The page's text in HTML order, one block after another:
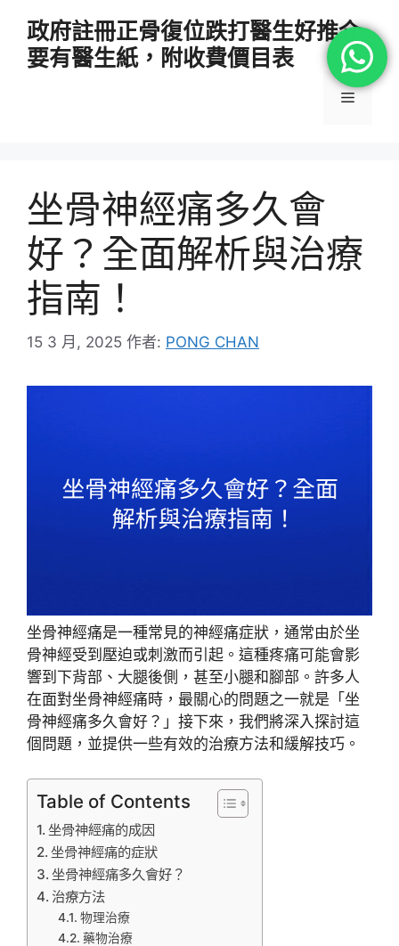
政府註冊正骨復位跌打醫生好推介
要有醫生紙，附收費價目表
選
坐骨神經痛多久會
好？全面解析與治療
指南！
15 3 月, 2025 作者: PONG CHAN
坐骨神經痛是一種常見的神經痛症狀，通常由於坐
骨神經受到壓迫或刺激而引起。這種疼痛可能會影
響到下背部、大腿後側，甚至小腿和腳部。許多人
在面對坐骨神經痛時，最關心的問題之一就是「坐
骨神經痛多久會好？」接下來，我們將深入探討這
個問題，並提供一些有效的治療方法和緩解技巧。
Table of Contents
坐骨神經痛的成因
坐骨神經痛的症狀
坐骨神經痛多久會好？
治療方法
物理治療
藥物治療